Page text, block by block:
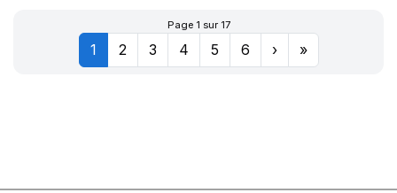
Page 1 sur 17
1 2 3 4 5 6 › »